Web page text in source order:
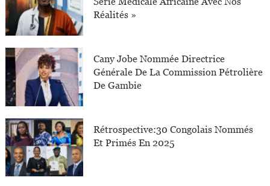
Réalités »
Cany Jobe Nommée Directrice
Générale De La Commission Pétrolière
De Gambie
Rétrospective:30 Congolais Nommés
Et Primés En 2025